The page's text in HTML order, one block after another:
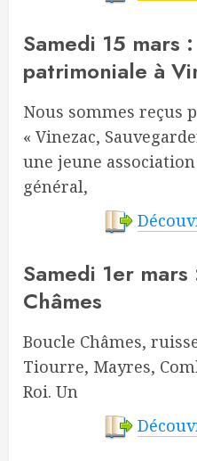
Samedi 15 mars
patrimoniale à
Nous sommes reçus
« Vinezac,
une jeune
général,
Samedi 1er
Châmes
Boucle Châmes,
Tiourre, Mayres,
Roi. Un